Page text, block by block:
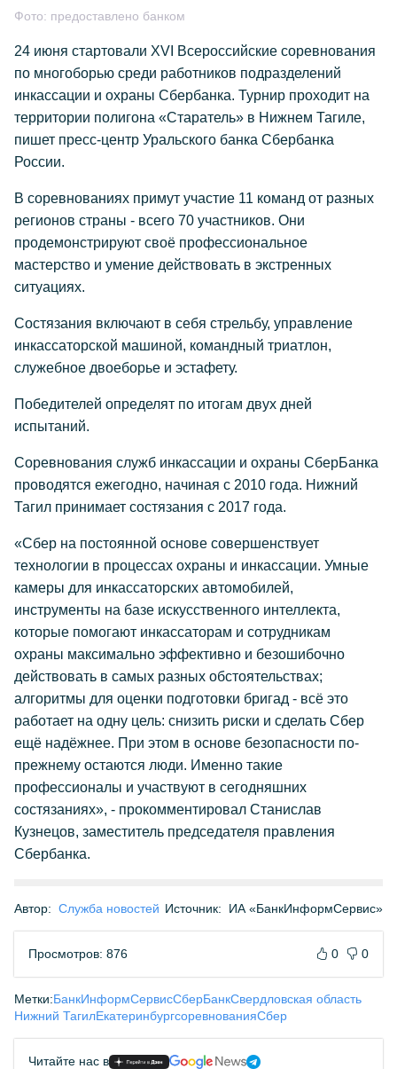
Фото: предоставлено банком
24 июня стартовали XVI Всероссийские соревнования
по многоборью среди работников подразделений
инкассации и охраны Сбербанка. Турнир проходит на
территории полигона «Старатель» в Нижнем Тагиле,
пишет пресс-центр Уральского банка Сбербанка
России.
В соревнованиях примут участие 11 команд от разных
регионов страны - всего 70 участников. Они
продемонстрируют своё профессиональное
мастерство и умение действовать в экстренных
ситуациях.
Состязания включают в себя стрельбу, управление
инкассаторской машиной, командный триатлон,
служебное двоеборье и эстафету.
Победителей определят по итогам двух дней
испытаний.
Соревнования служб инкассации и охраны СберБанка
проводятся ежегодно, начиная с 2010 года. Нижний
Тагил принимает состязания с 2017 года.
«Сбер на постоянной основе совершенствует
технологии в процессах охраны и инкассации. Умные
камеры для инкассаторских автомобилей,
инструменты на базе искусственного интеллекта,
которые помогают инкассаторам и сотрудникам
охраны максимально эффективно и безошибочно
действовать в самых разных обстоятельствах;
алгоритмы для оценки подготовки бригад - всё это
работает на одну цель: снизить риски и сделать Сбер
ещё надёжнее. При этом в основе безопасности по-
прежнему остаются люди. Именно такие
профессионалы и участвуют в сегодняшних
состязаниях», - прокомментировал Станислав
Кузнецов, заместитель председателя правления
Сбербанка.
Автор: Служба новостей Источник: ИА «БанкИнформСервис»
Просмотров: 876 0 0
Метки:БанкИнформСервисСберБанкСвердловская область
Нижний ТагилЕкатеринбургсоревнованияСбер
Читайте нас в